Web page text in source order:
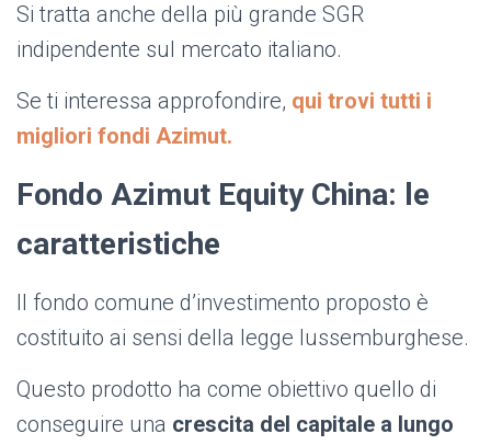
Si tratta anche della più grande SGR
indipendente sul mercato italiano.
Se ti interessa approfondire, qui trovi tutti i
migliori fondi Azimut.
Fondo Azimut Equity China: le
caratteristiche
Il fondo comune d’investimento proposto è
costituito ai sensi della legge lussemburghese.
Questo prodotto ha come obiettivo quello di
conseguire una crescita del capitale a lungo